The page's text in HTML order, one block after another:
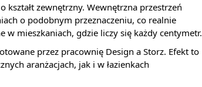
zewnętrzny. Wewnętrzna przestrzeń
o podobnym przeznaczeniu, co realnie
w mieszkaniach, gdzie liczy się każdy centymetr.
przez pracownię Design a Storz. Efekt to
aranżacjach, jak i w łazienkach